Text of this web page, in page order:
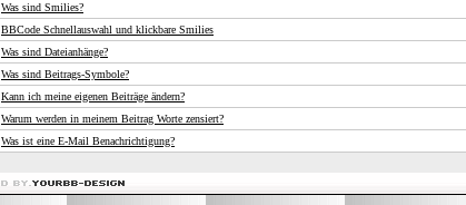
Was sind Smilies?
BBCode Schnellauswahl und klickbare Smilies
Was sind Dateianhänge?
Was sind Beitrags-Symbole?
Kann ich meine eigenen Beiträge ändern?
Warum werden in meinem Beitrag Worte zensiert?
Was ist eine E-Mail Benachrichtigung?